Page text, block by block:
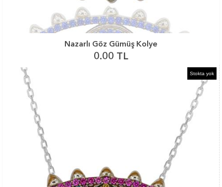
Nazarlı Göz Gümüş Kolye
0.00 TL
Stokta yok